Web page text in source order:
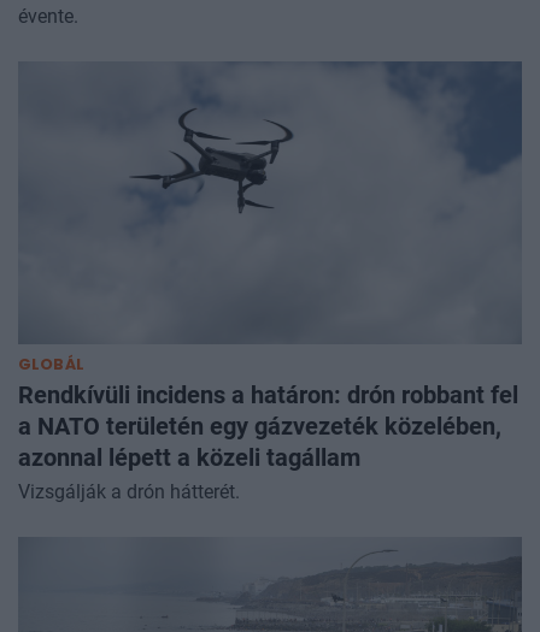
évente.
GLOBÁL
Rendkívüli incidens a határon: drón robbant fel
a NATO területén egy gázvezeték közelében,
azonnal lépett a közeli tagállam
Vizsgálják a drón hátterét.